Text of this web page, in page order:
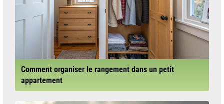
Comment organiser le rangement dans un petit
appartement